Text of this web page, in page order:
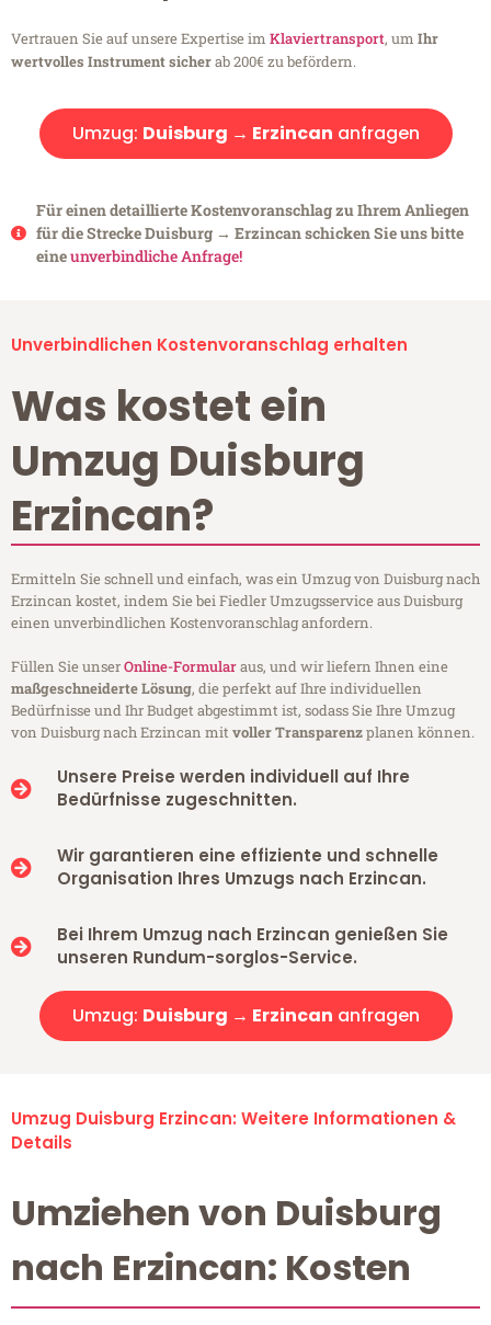
Vertrauen Sie auf unsere Expertise im Klaviertransport, um Ihr
wertvolles Instrument sicherab 200€ zu befördern.
Umzug: Duisburg → Erzincan anfragen
Für einen detaillierte Kostenvoranschlag zu Ihrem Anliegen
für die Strecke Duisburg → Erzincan schicken Sie uns bitte
eineunverbindliche Anfrage!
Unverbindlichen Kostenvoranschlag erhalten
Was kostet ein
Umzug Duisburg
Erzincan?
Ermitteln Sie schnell und einfach, was ein Umzug von Duisburg nach
Erzincan kostet, indem Sie bei Fiedler Umzugsservice aus Duisburg
einen unverbindlichen Kostenvoranschlag anfordern.
Füllen Sie unserOnline-Formularaus, und wir liefern Ihnen eine
maßgeschneiderte Lösung, die perfekt auf Ihre individuellen
Bedürfnisse und Ihr Budget abgestimmt ist, sodass Sie Ihre Umzug
von Duisburg nach Erzincan mitvoller Transparenzplanen können.
Unsere Preise werden individuell auf Ihre
Bedürfnisse zugeschnitten.
Wir garantieren eine effiziente und schnelle
Organisation Ihres Umzugs nach Erzincan.
Bei Ihrem Umzug nach Erzincan genießen Sie
unseren Rundum-sorglos-Service.
Umzug: Duisburg → Erzincan anfragen
Umzug Duisburg Erzincan: Weitere Informationen &
Details
Umziehen von Duisburg
nach Erzincan: Kosten